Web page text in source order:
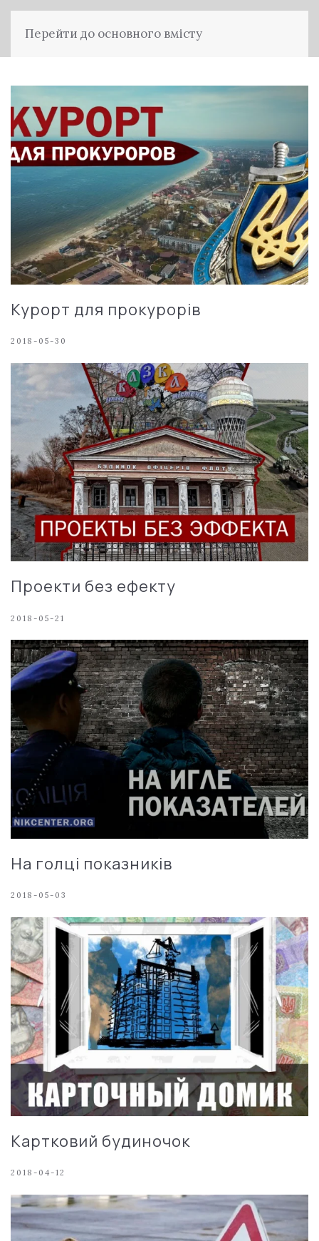
Перейти до основного вмісту
Курорт для прокурорів
2018-05-30
Проекти без ефекту
2018-05-21
На голці показників
2018-05-03
Картковий будиночок
2018-04-12